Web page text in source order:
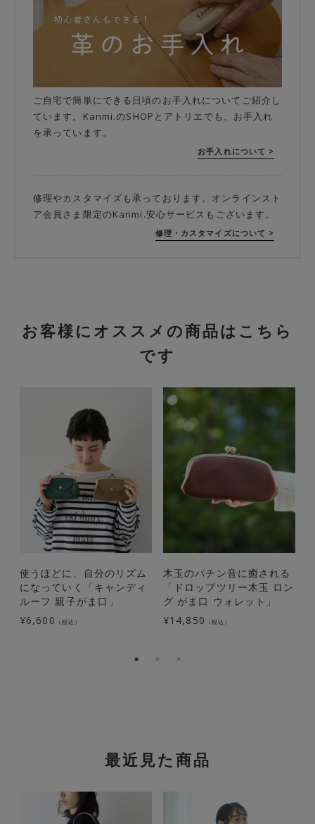
ご自宅で簡単にできる日頃のお手入れについてご紹介し
ています。Kanmi.のSHOPとアトリエでも、お手入れ
を承っています。
お手入れについて >
修理やカスタマイズも承っております。オンラインスト
ア会員さま限定のKanmi.安心サービスもございます。
修理・カスタマイズについて >
お客様にオススメの商品はこちら
です
使うほどに、自分のリズム
になっていく「キャンディ
ルーフ 親子がま口」
¥6,600 （税込）
木玉のパチン音に癒される
「ドロップツリー木玉 ロン
グ がま口 ウォレット」
¥14,850 （税込）
最近見た商品